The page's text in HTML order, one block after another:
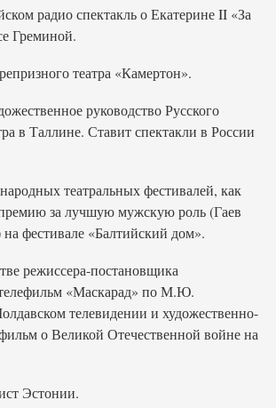
радио спектакль о Екатерине II «За
Греминой.
театра «Камертон».
руководство Русского
в Таллине. Ставит спектакли в России
театральных фестивалей, как
за лучшую мужскую роль (Гаев
фестивале «Балтийский дом».
режиссера-постановщика
«Маскарад» по М.Ю.
телевидении и художественно-
о Великой Отечественной войне на
Эстонии.